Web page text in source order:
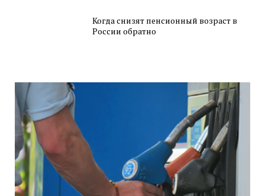
Когда снизят пенсионный возраст в
России обратно